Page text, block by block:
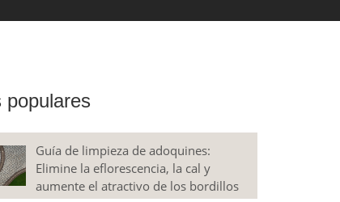
populares
Guía de limpieza de adoquines:
Elimine la eflorescencia, la cal y
aumente el atractivo de los bordillos